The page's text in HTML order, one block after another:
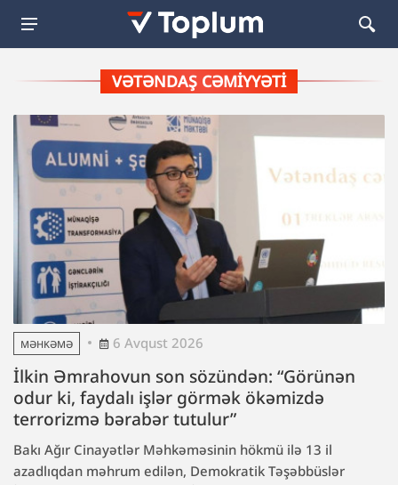
VƏTƏNDAŞ CƏMIYYƏTI
MƏHKƏMƏ 6 Avqust 2026
İlkin Əmrahovun son sözündən: “Görünən
odur ki, faydalı işlər görmək ökəmizdə
terrorizmə bərabər tutulur”
Bakı Ağır Cinayətlər Məhkəməsinin hökmü ilə 13 il
azadlıqdan məhrum edilən, Demokratik Təşəbbüslər